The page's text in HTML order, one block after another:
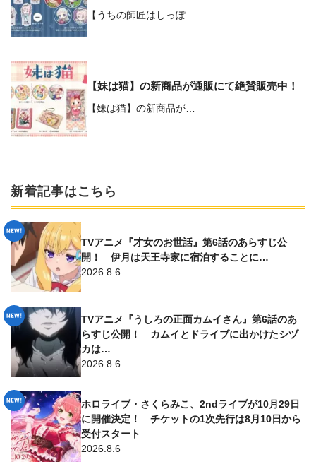
【うちの師匠はしっぽ…
【妹は猫】の新商品が通販にて絶賛販売中！
【妹は猫】の新商品が…
新着記事はこちら
TVアニメ『才女のお世話』第6話のあらすじ公
開！ 伊月は天王寺家に宿泊することに…
2026.8.6
TVアニメ『うしろの正面カムイさん』第6話のあ
らすじ公開！ カムイとドライブに出かけたシヅ
カは…
2026.8.6
ホロライブ・さくらみこ、2ndライブが10月29日
に開催決定！ チケットの1次先行は8月10日から
受付スタート
2026.8.6